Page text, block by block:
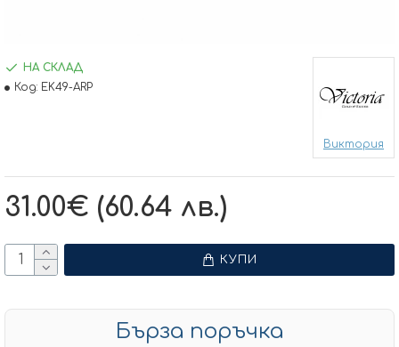
31.00€ (60.64 лв.)
НА СКЛАД
Код: EK49-ARP
Виктория
КУПИ
Бърза поръчка